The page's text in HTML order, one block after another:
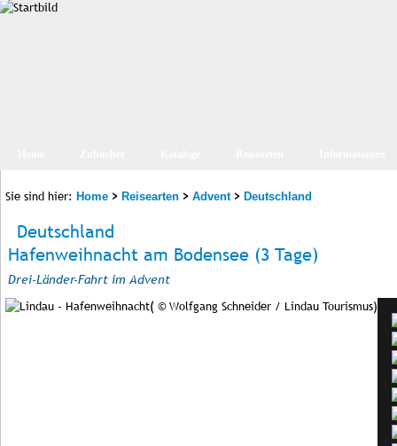
Sie sind hier: Home > Reisearten > Advent> Deutschland
Deutschland
Hafenweihnacht am Bodensee (3 Tage)
Drei-Länder-Fahrt im Advent